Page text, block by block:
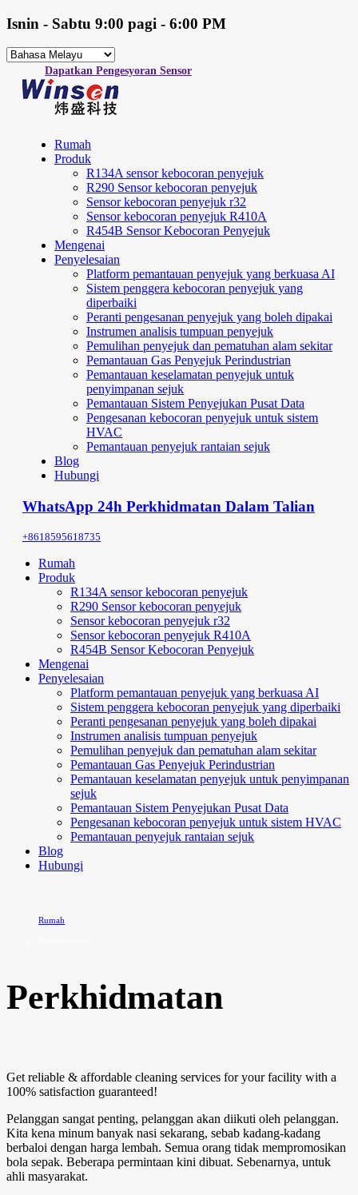
Isnin - Sabtu 9:00 pagi - 6:00 PM
Dapatkan Pengesyoran Sensor
Rumah
Produk
R134A sensor kebocoran penyejuk
R290 Sensor kebocoran penyejuk
Sensor kebocoran penyejuk r32
Sensor kebocoran penyejuk R410A
R454B Sensor Kebocoran Penyejuk
Mengenai
Penyelesaian
Platform pemantauan penyejuk yang berkuasa AI
Sistem penggera kebocoran penyejuk yang
diperbaiki
Peranti pengesanan penyejuk yang boleh dipakai
Instrumen analisis tumpuan penyejuk
Pemulihan penyejuk dan pematuhan alam sekitar
Pemantauan Gas Penyejuk Perindustrian
Pemantauan keselamatan penyejuk untuk
penyimpanan sejuk
Pemantauan Sistem Penyejukan Pusat Data
Pengesanan kebocoran penyejuk untuk sistem
HVAC
Pemantauan penyejuk rantaian sejuk
Blog
Hubungi
WhatsApp 24h Perkhidmatan Dalam Talian
+8618595618735
Rumah
Produk
R134A sensor kebocoran penyejuk
R290 Sensor kebocoran penyejuk
Sensor kebocoran penyejuk r32
Sensor kebocoran penyejuk R410A
R454B Sensor Kebocoran Penyejuk
Mengenai
Penyelesaian
Platform pemantauan penyejuk yang berkuasa AI
Sistem penggera kebocoran penyejuk yang diperbaiki
Peranti pengesanan penyejuk yang boleh dipakai
Instrumen analisis tumpuan penyejuk
Pemulihan penyejuk dan pematuhan alam sekitar
Pemantauan Gas Penyejuk Perindustrian
Pemantauan keselamatan penyejuk untuk penyimpanan
sejuk
Pemantauan Sistem Penyejukan Pusat Data
Pengesanan kebocoran penyejuk untuk sistem HVAC
Pemantauan penyejuk rantaian sejuk
Blog
Hubungi
Rumah
Perkhidmatan
Get reliable & affordable cleaning services for your facility with a
100% satisfaction guaranteed!
Pelanggan sangat penting, pelanggan akan diikuti oleh pelanggan.
Kita kena minum banyak nasi sekarang, sebab kadang-kadang
berbaloi dengan harga lembah. Semua orang tidak mempromosikan
bola sepak. Beberapa permintaan kini dibuat. Sebenarnya, untuk
ahli masyarakat.